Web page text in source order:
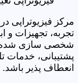
مرکز فیزیوتراپی
تجربه، تجهیزات و
شخصی سازی شده،
پشتیبانی،
انعطاف پذیر باشد.